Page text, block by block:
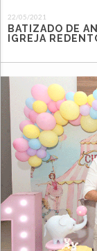
22/05/2021
BATIZADO DE
IGREJA